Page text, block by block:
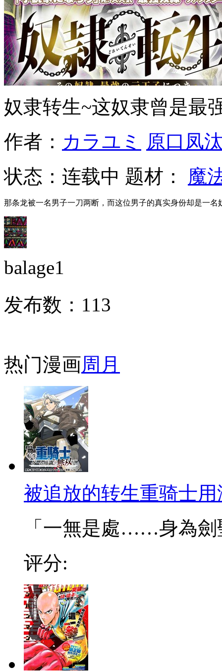
奴隶转生~这奴隶曾是最
作者： カラユミ
原口凤
状态： 连载中 题材： 魔
那条龙被一名男子一刀两断，而这位男子的真实身份却是一名
balage1
发布数： 113
热门漫画周 月
被追放的转生重骑士
「一無是處……身為劍
评分: